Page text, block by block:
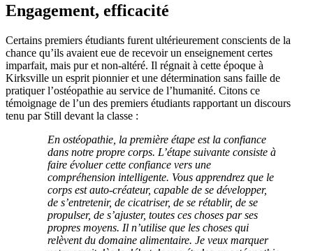
Engagement, efficacité
Certains premiers étudiants furent ultérieurement conscients de la
chance qu’ils avaient eue de recevoir un enseignement certes
imparfait, mais pur et non-altéré. Il régnait à cette époque à
Kirksville un esprit pionnier et une détermination sans faille de
pratiquer l’ostéopathie au service de l’humanité. Citons ce
témoignage de l’un des premiers étudiants rapportant un discours
tenu par Still devant la classe :
En ostéopathie, la première étape est la confiance
dans notre propre corps. L’étape suivante consiste à
faire évoluer cette confiance vers une
compréhension intelligente. Vous apprendrez que le
corps est auto-créateur, capable de se développer,
de s’entretenir, de cicatriser, de se rétablir, de se
propulser, de s’ajuster, toutes ces choses par ses
propres moyens. Il n’utilise que les choses qui
relèvent du domaine alimentaire. Je veux marquer